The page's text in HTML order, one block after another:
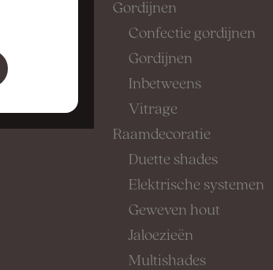
Gordijnen
Confectie gordijnen
Gordijnen
Inbetweens
Vitrage
Raamdecoratie
Duette shades
Elektrische systemen
Geweven hout
Jaloezieën
Multishades